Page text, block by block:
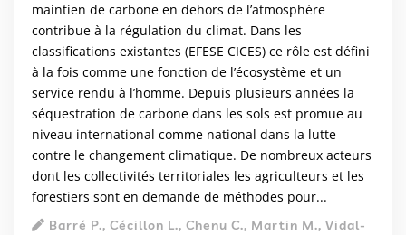
maintien de carbone en dehors de l’atmosphère
contribue à la régulation du climat. Dans les
classifications existantes (EFESE CICES) ce rôle est défini
à la fois comme une fonction de l’écosystème et un
service rendu à l’homme. Depuis plusieurs années la
séquestration de carbone dans les sols est promue au
niveau international comme national dans la lutte
contre le changement climatique. De nombreux acteurs
dont les collectivités territoriales les agriculteurs et les
forestiers sont en demande de méthodes pour...
Barré P., Cécillon L., Chenu C., Martin M., Vidal-